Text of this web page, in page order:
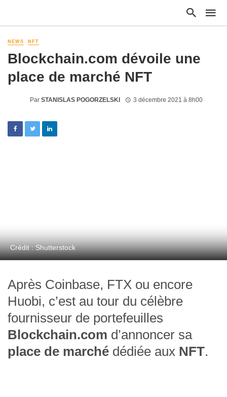
NEWS NFT
Blockchain.com dévoile une
place de marché NFT
Par STANISLAS POGORZELSKI 3 décembre 2021 à 8h00
Crédit : Shutterstock
Après Coinbase, FTX ou encore
Huobi, c’est au tour du célèbre
fournisseur de portefeuilles
Blockchain.com d’annoncer sa
place de marché dédiée aux NFT.